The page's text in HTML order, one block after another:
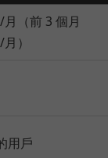
（前 3 個月
）
用戶